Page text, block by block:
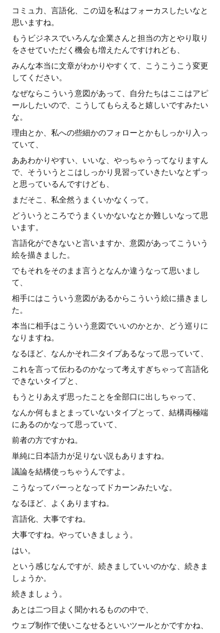
コミュ力、言語化、この辺を私はフォーカスしたいなと
思いますね。
もうビジネスでいろんな企業さんと担当の方とやり取り
をさせていただく機会も増えたんですけれども、
みんな本当に文章がわかりやすくて、こうこうこう変更
してください。
なぜならこういう意図があって、自分たちはここはアピ
ールしたいので、こうしてもらえると嬉しいですみたい
な。
理由とか、私への些細かのフォローとかもしっかり入っ
ていて、
ああわかりやすい、いいな、やっちゃうってなりますん
で、そういうとこはしっかり見習っていきたいなとずっ
と思っているんですけども、
まだそこ、私全然うまくいかなくって。
どういうところでうまくいかないなとか難しいなって思
います。
言語化ができないと言いますか、意図があってこういう
絵を描きました。
でもそれをそのまま言うとなんか違うなって思いまし
て、
相手にはこういう意図があるからこういう絵に描きまし
た。
本当に相手はこういう意図でいいのかとか、どう巡りに
なりますね。
なるほど、なんかそれ二タイプあるなって思っていて、
これを言って伝わるのかなって考えすぎちゃって言語化
できないタイプと、
もうとりあえず思ったことを全部口に出しちゃって、
なんか何もまとまっていないタイプとって、結構両極端
にあるのかなって思っていて、
前者の方ですかね。
単純に日本語力が足りない説もありますね。
議論を結構使っちゃうんですよ。
こうなってバーっとなってドカーンみたいな。
なるほど、よくありますね。
言語化、大事ですね。
大事ですね。やっていきましょう。
はい。
という感じなんですが、続きましていいのかな、続きま
しょうか。
続きましょう。
あとは二つ目よく聞かれるものの中で、
ウェブ制作で使いこなせるといいツールとかですかね、